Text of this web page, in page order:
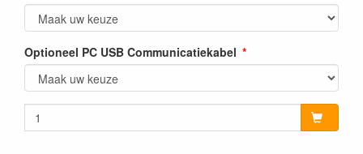
Optioneel PC USB Communicatiekabel